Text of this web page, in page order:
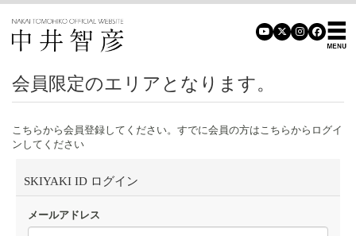
会員限定のエリアとなります。
こちらから会員登録してください。すでに会員の方はこちらからログイ
ンしてください
SKIYAKI ID ログイン
メールアドレス